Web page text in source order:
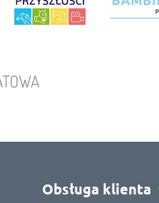
Obsługa klienta